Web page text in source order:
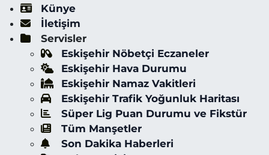
Künye
İletişim
Servisler
Eskişehir Nöbetçi Eczaneler
Eskişehir Hava Durumu
Eskişehir Namaz Vakitleri
Eskişehir Trafik Yoğunluk Haritası
Süper Lig Puan Durumu ve Fikstür
Tüm Manşetler
Son Dakika Haberleri